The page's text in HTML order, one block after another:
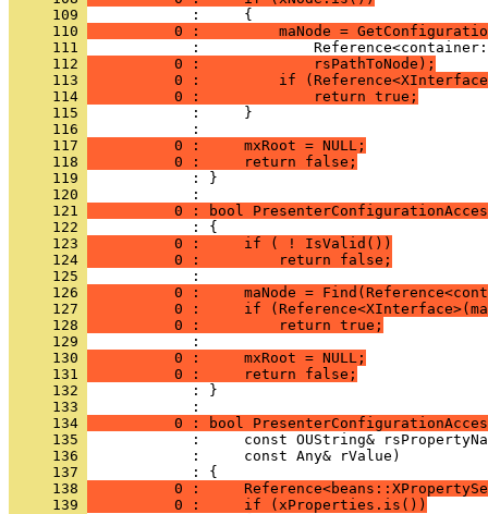
     109
     110
0 :         maNode =
     111
     112
          0 :             rsPathToNode);
     113
0 :         if
     114
          0 :             return true;
     115
     116
     117
          0 :     mxRoot = NULL;
     118
          0 :     return false;
     119
            : }
     120
     121
0 : bool
     122
     123
          0 :     if ( ! IsValid())
     124
          0 :         return false;
     125
     126
0 :     maNode =
     127
0 :     if
     128
          0 :         return true;
     129
     130
          0 :     mxRoot = NULL;
     131
          0 :     return false;
     132
            : }
     133
     134
0 : bool
     135
     136
     137
     138
0 :
     139
          0 :     if (xProperties.is())